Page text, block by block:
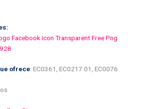
ofrece: EC0361, EC0217.01, EC0076